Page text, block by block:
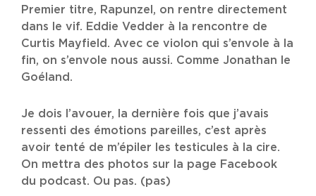
Premier titre, Rapunzel, on rentre directement
dans le vif. Eddie Vedder à la rencontre de
Curtis Mayfield. Avec ce violon qui s’envole à la
fin, on s’envole nous aussi. Comme Jonathan le
Goéland.
Je dois l’avouer, la dernière fois que j’avais
ressenti des émotions pareilles, c’est après
avoir tenté de m’épiler les testicules à la cire.
On mettra des photos sur la page Facebook
du podcast. Ou pas. (pas)